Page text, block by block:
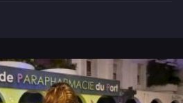
m
a
i
n